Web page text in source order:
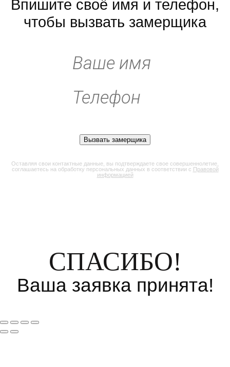
Впишите своё имя и телефон,
чтобы вызвать замерщика
Оставляя свои контактные данные, вы подтверждаете свое совершеннолетие,
соглашаетесь на обработку персональных данных в соответствии с Правовой
информацией
СПАСИБО!
Ваша заявка принята!